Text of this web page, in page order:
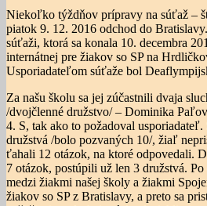
Niekoľko týždňov prípravy na súťaž –
piatok 9. 12. 2016 odchod do
súťaži, ktorá sa konala 10. decembra
internátnej pre žiakov so SP na
Usporiadateľom súťaže bol
Za našu školu sa jej zúčastnili dvaja
/dvojčlenné družstvo/ – Dominika
4. S, tak ako to požadoval
družstvá /bolo pozvaných 10/, žiaľ
ťahali 12 otázok, na ktoré odpovedali.
7 otázok, postúpili už len 3 družstvá.
medzi žiakmi našej školy a žiakmi
žiakov so SP z Bratislavy, a preto sa